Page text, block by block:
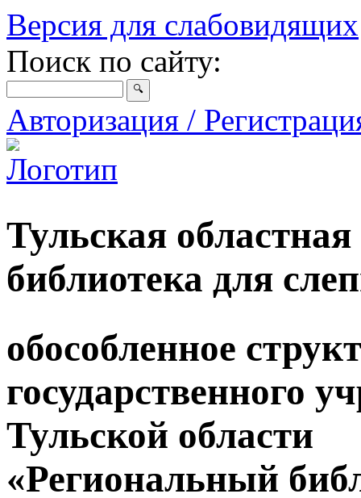
Версия для слабовидящих
Поиск по сайту:
Авторизация /
Тульская
библиотека для
обособленное
государственного
Тульской области
«Региональный